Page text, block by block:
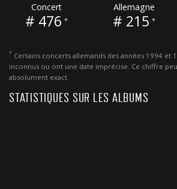
Concert
# 476 *
Allemagne
# 215 *
* Certains concerts allemands des années 1994 et
inconnus ou ont une date imprécise. Ce chiffre
absolument exact.
STATISTIQUES SUR LES ALBUMS